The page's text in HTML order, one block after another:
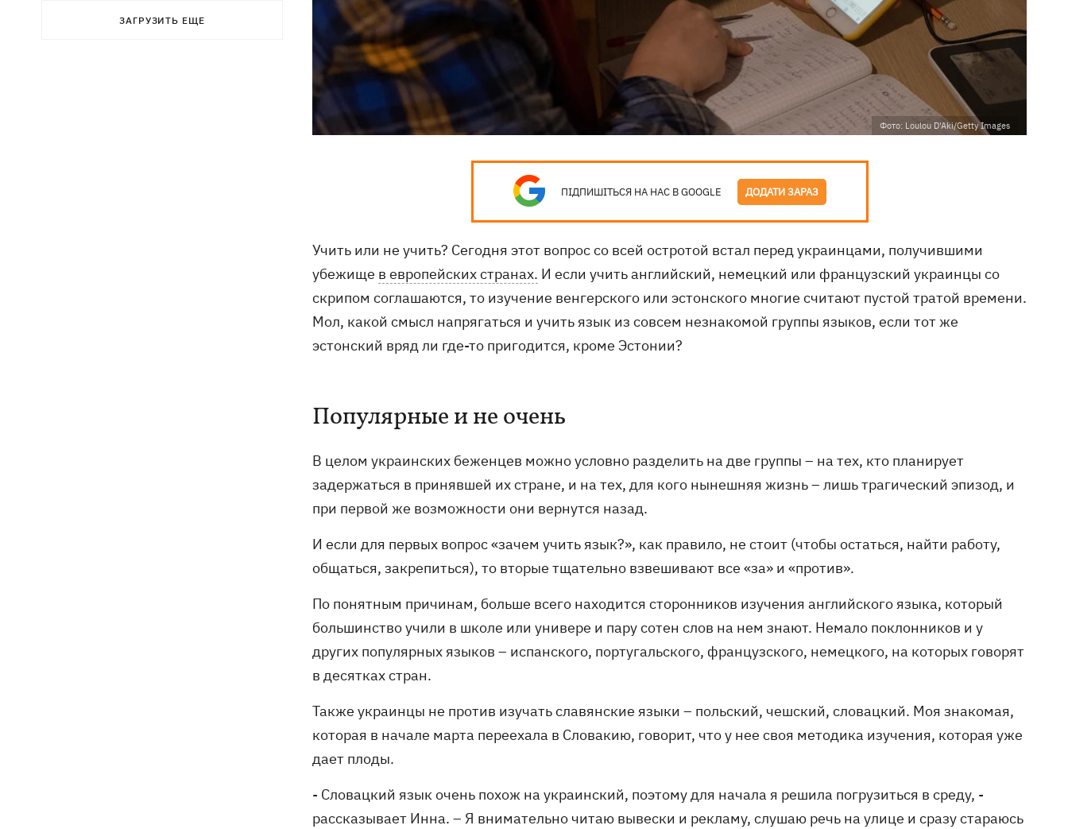
ЗАГРУЗИТЬ ЕЩЕ
Фото: Loulou D'Aki/Getty Images
ПІДПИШІТЬСЯ НА НАС В GOOGLE ДОДАТИ ЗАРАЗ
Учить или не учить? Сегодня этот вопрос со всей остротой встал перед украинцами, получившими
убежище в европейских странах. И если учить английский, немецкий или французский украинцы со
скрипом соглашаются, то изучение венгерского или эстонского многие считают пустой тратой времени.
Мол, какой смысл напрягаться и учить язык из совсем незнакомой группы языков, если тот же
эстонский вряд ли где-то пригодится, кроме Эстонии?
Популярные и не очень
В целом украинских беженцев можно условно разделить на две группы – на тех, кто планирует
задержаться в принявшей их стране, и на тех, для кого нынешняя жизнь – лишь трагический эпизод, и
при первой же возможности они вернутся назад.
И если для первых вопрос «зачем учить язык?», как правило, не стоит (чтобы остаться, найти работу,
общаться, закрепиться), то вторые тщательно взвешивают все «за» и «против».
По понятным причинам, больше всего находится сторонников изучения английского языка, который
большинство учили в школе или универе и пару сотен слов на нем знают. Немало поклонников и у
других популярных языков – испанского, португальского, французского, немецкого, на которых говорят
в десятках стран.
Также украинцы не против изучать славянские языки – польский, чешский, словацкий. Моя знакомая,
которая в начале марта переехала в Словакию, говорит, что у нее своя методика изучения, которая уже
дает плоды.
- Словацкий язык очень похож на украинский, поэтому для начала я решила погрузиться в среду, -
рассказывает Инна. – Я внимательно читаю вывески и рекламу, слушаю речь на улице и сразу стараюсь